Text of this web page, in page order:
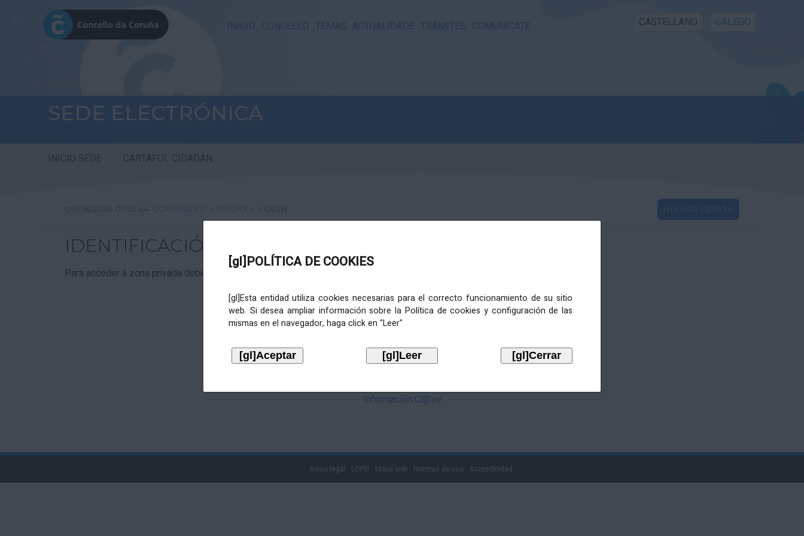
INICIO CONCELLO TEMAS ACTUALIDADE TRÁMITES COMUNÍCATE CASTELLANO GALEGO
SEDE ELECTRÓNICA
INICIO SEDE CARTAFOL CIDADÁN
[gl]POLÍTICA DE COOKIES
[gl]Esta entidad utiliza cookies necesarias para el correcto funcionamiento de su sitio
web. Si desea ampliar información sobre la Política de cookies y configuración de las
mismas en el navegador, haga click en "Leer"
09/08/2026 09:52:44 CORUNA.ES > INICIO > LOGIN INICIAR SESIÓN
IDENTIFICACIÓN
Para acceder á zona privada debe identificarse mediante Cl@ve. Pulse no logotipo
Información Cl@ve
Aviso legal LOPD Mapa web Normas de uso Accesibilidad